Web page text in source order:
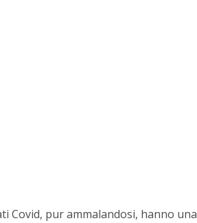
Covid, pur ammalandosi, hanno